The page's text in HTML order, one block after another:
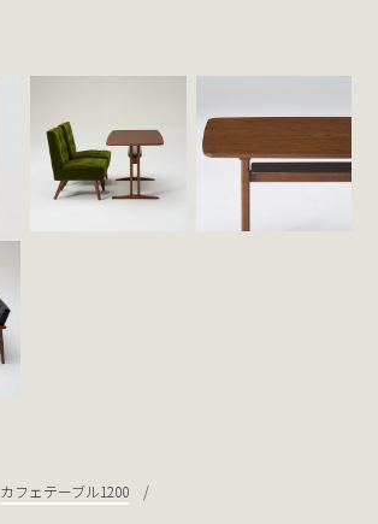
カフェテーブル1200